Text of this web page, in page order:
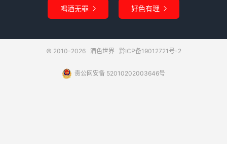
喝酒无罪  好色有理 
© 2010-2026 酒色世界 黔ICP备19012721号-2
贵公网安备 52010202003646号